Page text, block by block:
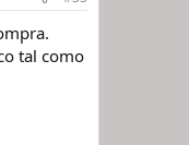
tal como